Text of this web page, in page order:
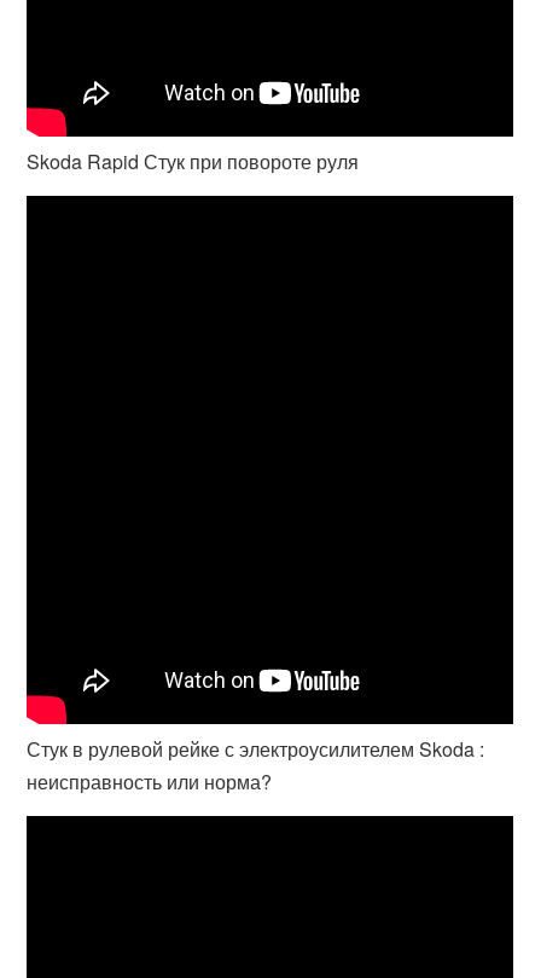
Skoda Rapid Стук при повороте руля
Стук в рулевой рейке с электроусилителем Skoda :
неисправность или норма?